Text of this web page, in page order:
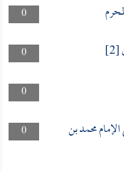
0
0
0
0
محمد بن